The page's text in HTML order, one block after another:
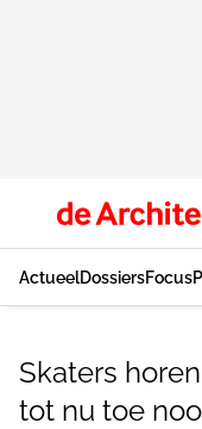
ActueelDossiersFocus
Skaters
tot nu toe